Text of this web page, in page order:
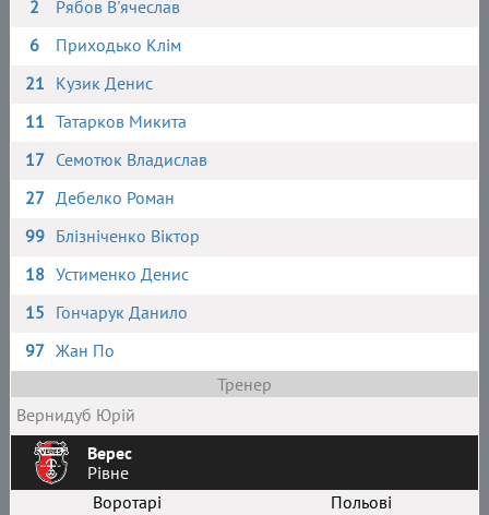
2
Рябов В'ячеслав
6
Приходько Клім
21 Кузик Денис
11 Татарков Микита
17 Семотюк Владислав
27 Дебелко Роман
99 Блізніченко Віктор
18 Устименко Денис
15 Гончарук Данило
97 Жан По
Тренер
Вернидуб Юрій
Верес
Рівне
Воротарі
Польові